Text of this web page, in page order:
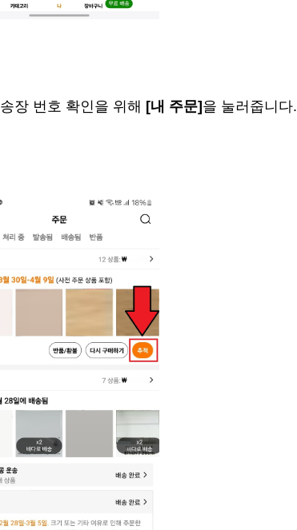
장 번호 확인을 위해 [내 주문] 을 눌러줍니다.